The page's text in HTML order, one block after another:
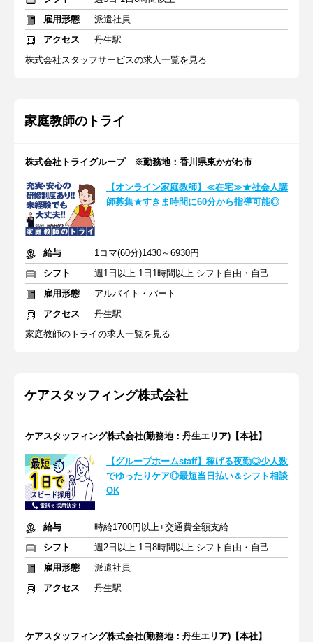
雇用形態
派遣社員
アクセス
丹生駅
株式会社スタッフサービスの求人一覧を見る
家庭教師のトライ
株式会社トライグループ ※勤務地：香川県東かがわ市
【オンライン家庭教師】≪在宅≫★社会人講
師募集★すきま時間に60分から指導可能◎
給与
1コマ(60分)1430～6930円
シフト
週1日以上 1日1時間以上 シフト自由・自己申告
雇用形態
アルバイト・パート
アクセス
丹生駅
家庭教師のトライの求人一覧を見る
ケアスタッフィング株式会社
ケアスタッフィング株式会社(勤務地：丹生エリア)【本社】
【グループホームstaff】稼げる夜勤◎少人数
でゆったりケア◎最短当日払い＆シフト相談
OK
給与
時給1700円以上+交通費全額支給
シフト
週2日以上 1日8時間以上 シフト自由・自己申告
雇用形態
派遣社員
アクセス
丹生駅
ケアスタッフィング株式会社(勤務地：丹生エリア)【本社】